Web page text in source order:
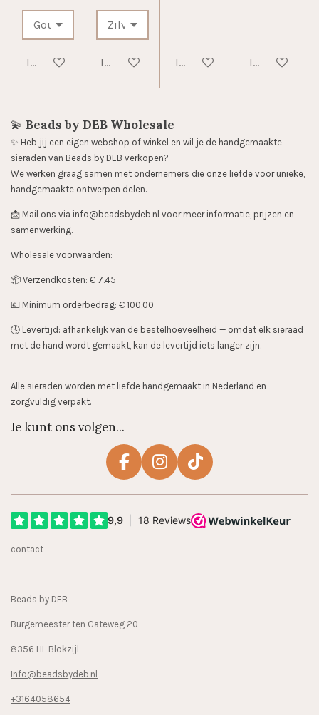
In winkelwagenIn winkelwagenIn winkelwagenIn
💫 Beads by DEB Wholesale
✨️ Heb jij een eigen webshop of winkel en wil je de handgemaakte
sieraden van Beads by DEB verkopen?
We werken graag samen met ondernemers die onze liefde voor unieke,
handgemaakte ontwerpen delen.
📩 Mail ons via info@beadsbydeb.nl voor meer informatie, prijzen en
samenwerking.
Wholesale voorwaarden:
📦 Verzendkosten: € 7.45
💶 Minimum orderbedrag: € 100,00
🕓 Levertijd: afhankelijk van de bestelhoeveelheid — omdat elk sieraad
met de hand wordt gemaakt, kan de levertijd iets langer zijn.
Alle sieraden worden met liefde handgemaakt in Nederland en
zorgvuldig verpakt.
Je kunt ons volgen...
F
e
I
t
T
T
contact
Beads by DEB
Burgemeester ten Cateweg 20
8356 HL Blokzijl
Info@beadsbydeb.nl
+3164058654